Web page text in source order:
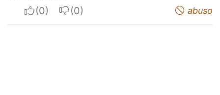
I apreciateI do not appreciate abuso